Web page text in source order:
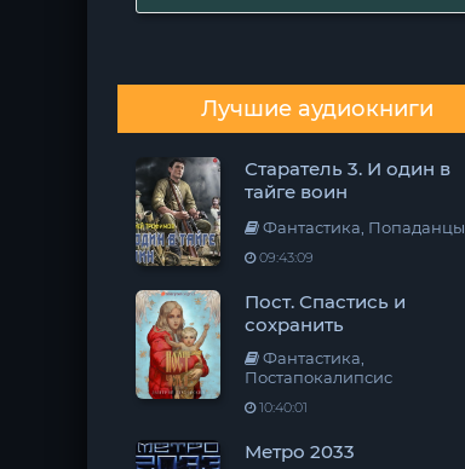
Лучшие аудиокниги
Старатель 3. И один в
тайге воин
Фантастика, Попаданцы
09:43:09
Пост. Спастись и
сохранить
Фантастика,
Постапокалипсис
10:40:01
Метро 2033